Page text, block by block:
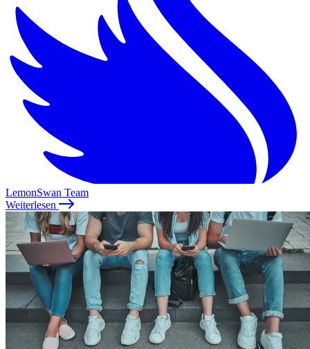
LemonSwan Team
Weiterlesen